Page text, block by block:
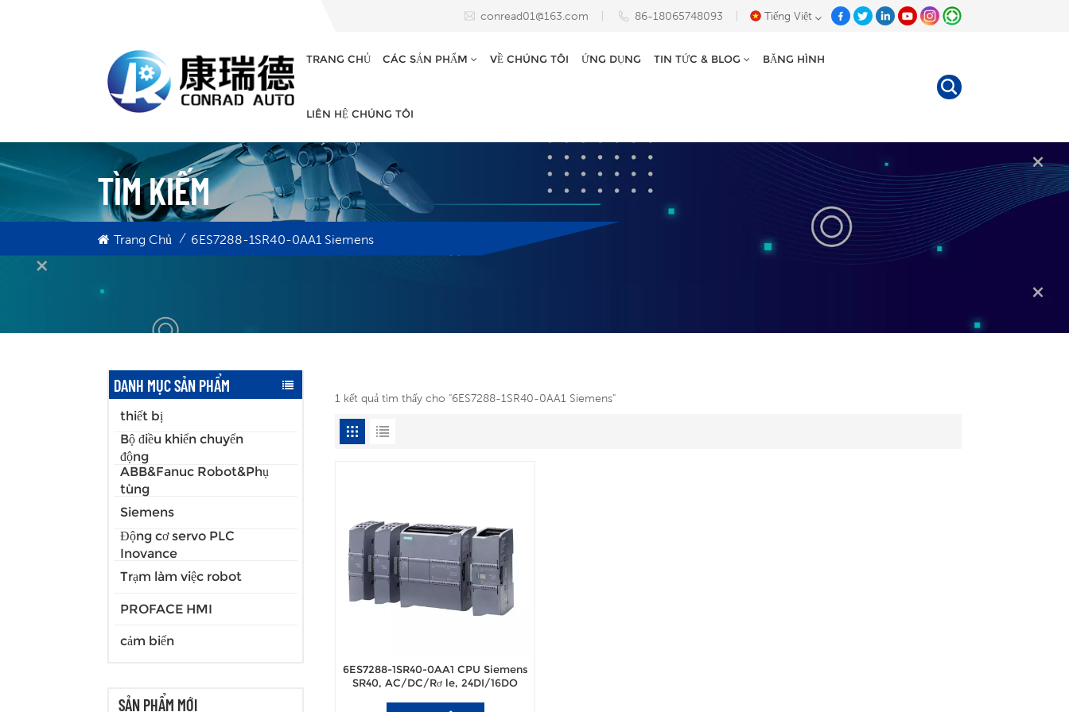
conread01@163.com 86-18065748093 Tiếng Việt
Español
Tiếng Việt
TRANG CHỦ CÁC SẢN PHẨM VỀ CHÚNG TÔI ỨNG DỤNG TIN TỨC & BLOG BĂNG HÌNH
LIÊN HỆ CHÚNG TÔI
TÌM KIẾM
Trang Chủ / 6ES7288-1SR40-0AA1 Siemens
DANH MỤC SẢN PHẨM
thiết bị
Bộ điều khiển chuyển
động
ABB&Fanuc Robot&Phụ
tùng
Siemens
Động cơ servo PLC
Inovance
Trạm làm việc robot
PROFACE HMI
cảm biến
SẢN PHẨM MỚI
1 kết quả tìm thấy cho "6ES7288-1SR40-0AA1 Siemens"
6ES7288-1SR40-0AA1 CPU Siemens
SR40, AC/DC/Rơ le, 24DI/16DO